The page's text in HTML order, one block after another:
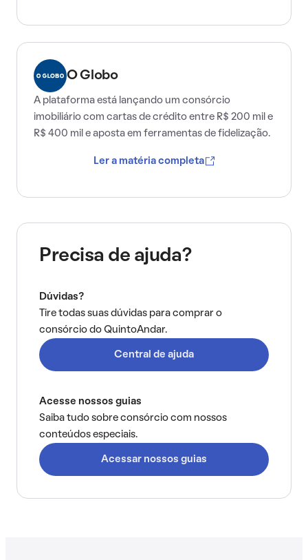
O Globo
A plataforma está lançando um consórcio
imobiliário com cartas de crédito entre R$ 200 mil e
R$ 400 mil e aposta em ferramentas de fidelização.
Ler a matéria completa
Precisa de ajuda?
Dúvidas?
Tire todas suas dúvidas para comprar o
consórcio do QuintoAndar.
Central de ajuda
Acesse nossos guias
Saiba tudo sobre consórcio com nossos
conteúdos especiais.
Acessar nossos guias